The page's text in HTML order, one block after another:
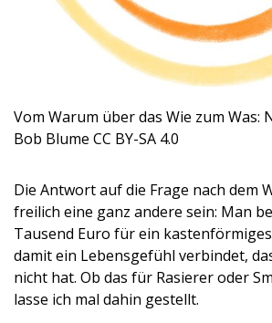
Vom Warum über das Wie zum Was:
Bob Blume CC BY-SA 4.0
Die Antwort auf die Frage nach dem
freilich eine ganz andere sein: Man
Tausend Euro für ein
damit ein Lebensgefühl verbindet,
nicht hat. Ob das für Rasierer oder
lasse ich mal dahin gestellt.